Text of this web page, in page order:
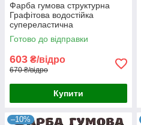
Фарба гумова структурна
Графітова водостійка
супереластична
універсальна емаль
«РабберФлекс» SkyLine для
зовнішніх робіт 4.2 кг
Готово до відправки
603 ₴/відро
670 ₴/відро
Купити
–10%